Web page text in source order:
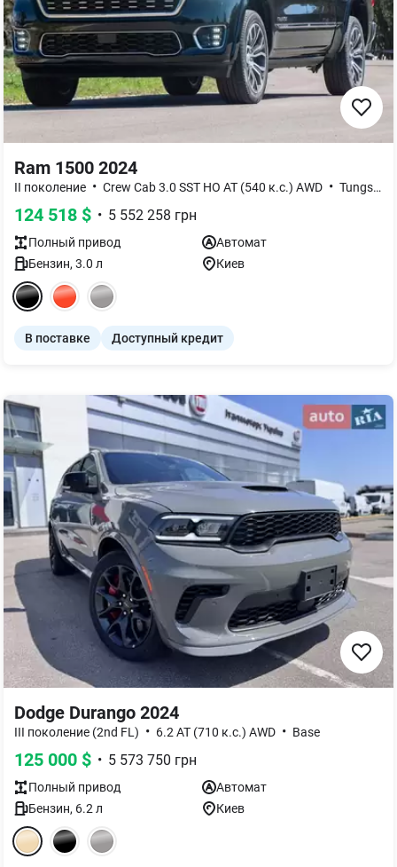
Ram 1500 2024
II поколение • Crew Cab 3.0 SST HO AT (540 к.с.) AWD • Tungsten
124 518 $ • 5 552 258 грн
Полный привод
Автомат
Бензин, 3.0 л Киев
В поставке Доступный кредит
Dodge Durango 2024
III поколениe (2nd FL) • 6.2 AT (710 к.с.) AWD • Base
125 000 $ • 5 573 750 грн
Полный привод
Автомат
Бензин, 6.2 л Киев